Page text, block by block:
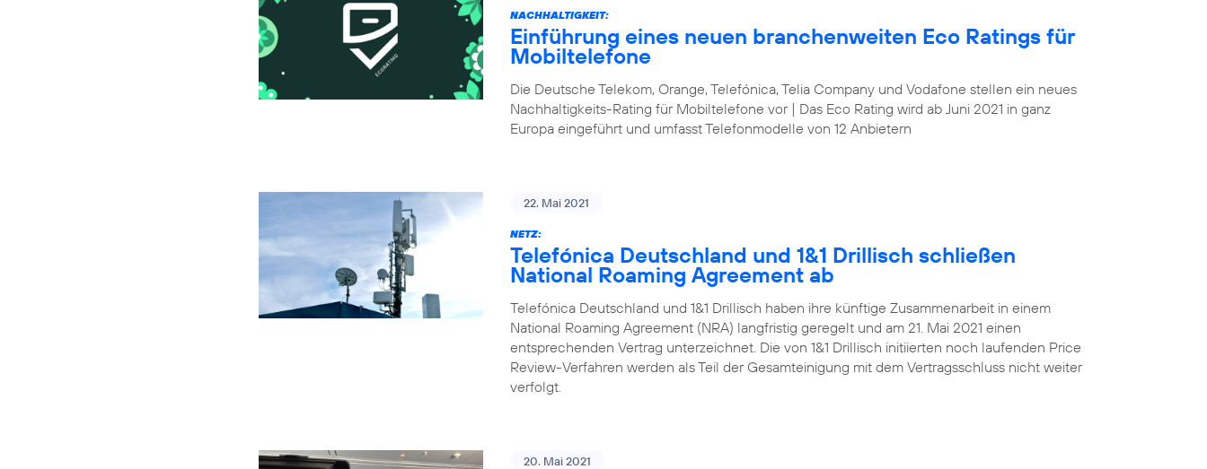
NACHHALTIGKEIT:
Einführung eines neuen branchenweiten Eco Ratings für
Mobiltelefone
Die Deutsche Telekom, Orange, Telefónica, Telia Company und Vodafone stellen ein neues
Nachhaltigkeits-Rating für Mobiltelefone vor | Das Eco Rating wird ab Juni 2021 in ganz
Europa eingeführt und umfasst Telefonmodelle von 12 Anbietern
22. Mai 2021
NETZ:
Telefónica Deutschland und 1&1 Drillisch schließen
National Roaming Agreement ab
Telefónica Deutschland und 1&1 Drillisch haben ihre künftige Zusammenarbeit in einem
National Roaming Agreement (NRA) langfristig geregelt und am 21. Mai 2021 einen
entsprechenden Vertrag unterzeichnet. Die von 1&1 Drillisch initiierten noch laufenden Price
Review-Verfahren werden als Teil der Gesamteinigung mit dem Vertragsschluss nicht weiter
verfolgt.
20. Mai 2021